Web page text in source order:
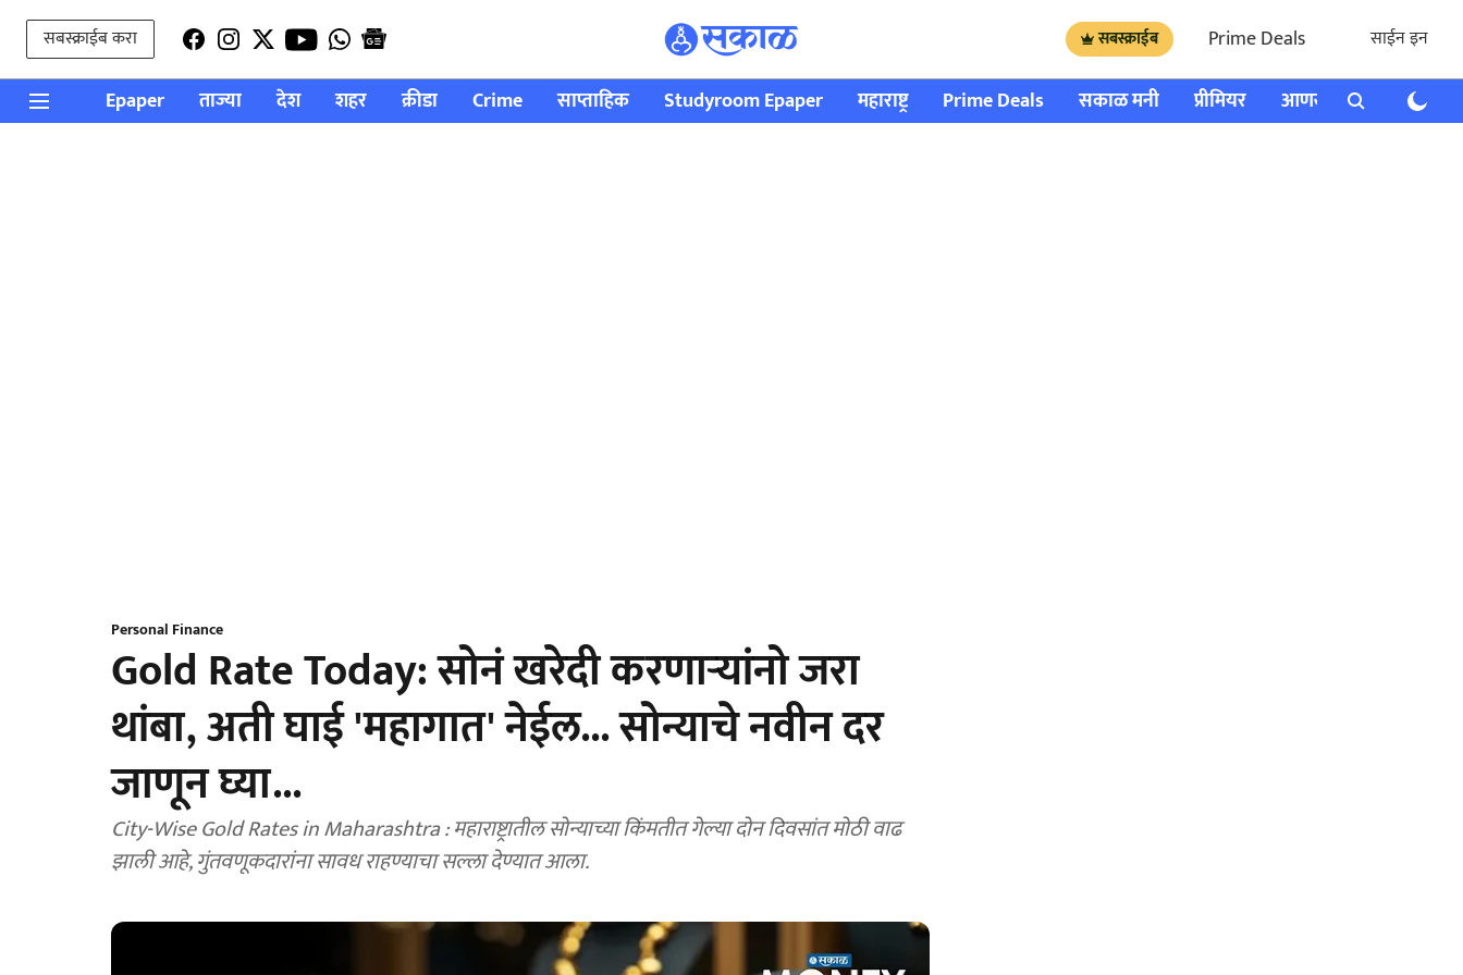
सबस्क्राईब करा सबस्क्राईब Prime Deals साईन इन
Epaper ताज्या देश शहर क्रीडा Crime साप्ताहिक Studyroom Epaper महाराष्ट्र Prime Deals सकाळ मनी प्रीमियर आणखी राशी भविष्य
Personal Finance
Gold Rate Today: सोनं खरेदी करणाऱ्यांनो जरा
थांबा, अती घाई 'महागात' नेईल... सोन्याचे नवीन दर
जाणून घ्या...
City-Wise Gold Rates in Maharashtra : महाराष्ट्रातील सोन्याच्या किंमतीत गेल्या दोन दिवसांत मोठी वाढ
झाली आहे, गुंतवणूकदारांना सावध राहण्याचा सल्ला देण्यात आला.